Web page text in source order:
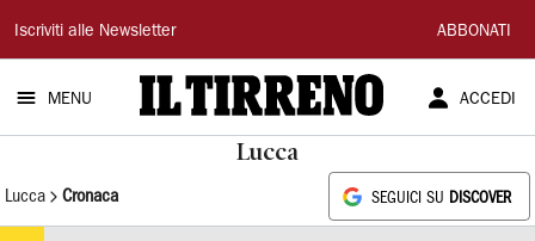
Il
Tirreno
Iscriviti alle Newsletter ABBONATI
MENU ACCEDI
Lucca
Lucca Cronaca SEGUICI SU DISCOVER